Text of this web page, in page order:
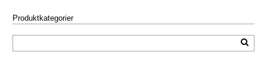
Produktkategorier